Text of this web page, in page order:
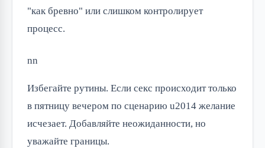
"как бревно" или слишком контролирует
процесс.
nn
Избегайте рутины. Если секс происходит только
в пятницу вечером по сценарию u2014 желание
исчезает. Добавляйте неожиданности, но
уважайте границы.